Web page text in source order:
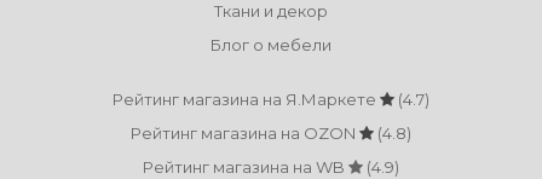
Ткани и декор
Блог о мебели
Рейтинг магазина на Я.Маркете
(4.7)
Рейтинг магазина на OZON
(4.8)
Рейтинг магазина на WB
(4.9)